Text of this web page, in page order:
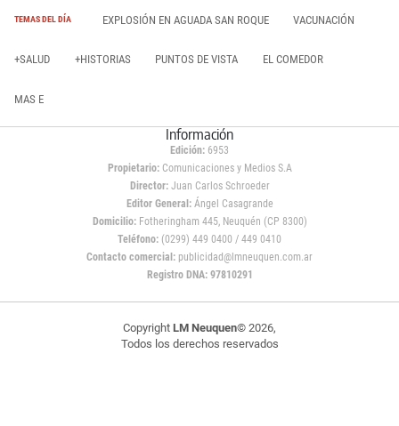
TEMAS DEL DÍA EXPLOSIÓN EN AGUADA SAN ROQUE VACUNACIÓN
+SALUD +HISTORIAS PUNTOS DE VISTA EL COMEDOR
MAS E
Información
Edición: 6953
Propietario:Comunicaciones y Medios S.A
Director: Juan Carlos Schroeder
Editor General:Ángel Casagrande
Domicilio:Fotheringham 445, Neuquén (CP 8300)
Teléfono: (0299) 449 0400 / 449 0410
Contacto comercial: publicidad@lmneuquen.com.ar
Registro DNA: 97810291
Copyright LM Neuquen© 2026,
Todos los derechos reservados